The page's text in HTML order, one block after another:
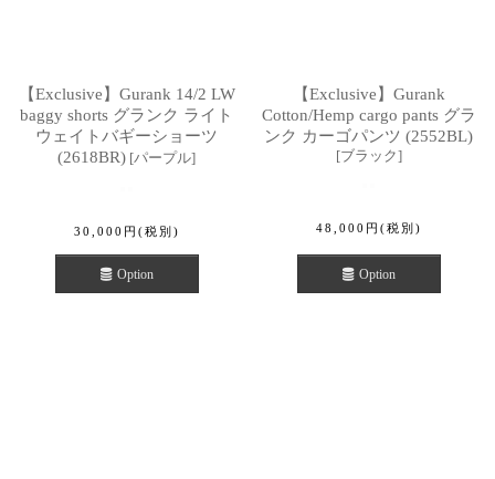
【Exclusive】Gurank 14/2 LW
baggy shorts グランク ライト
ウェイトバギーショーツ
(2618BR) [パープル]
30,000 円 (税別)
Option
【Exclusive】Gurank
Cotton/Hemp cargo pants グラ
ンク カーゴパンツ (2552BL)
[ブラック]
48,000 円 (税別)
Option